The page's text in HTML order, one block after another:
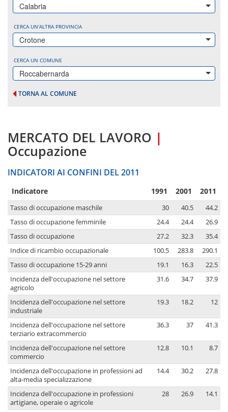
Calabria
CERCA UN'ALTRA PROVINCIA
Crotone
CERCA UN COMUNE
Roccabernarda
TORNA AL COMUNE
MERCATO DEL LAVORO |
Occupazione
INDICATORI AI CONFINI DEL 2011
Indicatore 1991 2001 2011
Tasso di occupazione maschile 30 40.5
44.2
Tasso di occupazione femminile
24.4 24.4
26.9
Tasso di occupazione
27.2 32.3
35.4
Indice di ricambio occupazionale
100.5 283.8
290.1
Tasso di occupazione 15-29 anni
19.1 16.3
22.5
Incidenza dell'occupazione nel settore
agricolo
31.6 34.7 37.9
Incidenza dell'occupazione nel settore
industriale
19.3 18.2 12
Incidenza dell'occupazione nel settore
terziario extracommercio
36.3 37 41.3
Incidenza dell'occupazione nel settore
commercio
12.8 10.1 8.7
Incidenza dell'occupazione in professioni ad
alta-media specializzazione
14.4 30.2 27.8
Incidenza dell'occupazione in professioni
artigiane, operaie o agricole
28 26.9 14.1